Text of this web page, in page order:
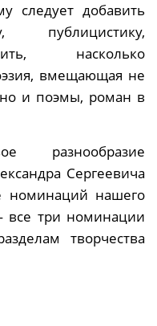
следует добавить
публицистику,
насколько
вмещающая не
и поэмы, роман в
разнообразие
Сергеевича
номинаций нашего
все три номинации
творчества